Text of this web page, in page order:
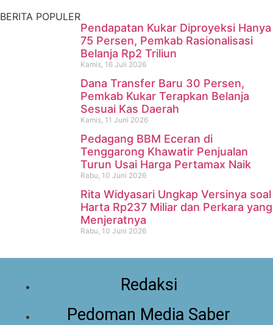
BERITA POPULER
Pendapatan Kukar Diproyeksi Hanya
75 Persen, Pemkab Rasionalisasi
Belanja Rp2 Triliun
Kamis, 16 Juli 2026
Dana Transfer Baru 30 Persen,
Pemkab Kukar Terapkan Belanja
Sesuai Kas Daerah
Kamis, 11 Juni 2026
Pedagang BBM Eceran di
Tenggarong Khawatir Penjualan
Turun Usai Harga Pertamax Naik
Rabu, 10 Juni 2026
Rita Widyasari Ungkap Versinya soal
Harta Rp237 Miliar dan Perkara yang
Menjeratnya
Rabu, 10 Juni 2026
Redaksi
Pedoman Media Saber